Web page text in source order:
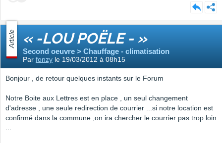
Article « -LOU POËLE - »
Second oeuvre > Chauffage - climatisation
Par fonzy le 19/03/2012 à 08h15
Bonjour , de retour quelques instants sur le Forum
Notre Boite aux Lettres est en place , un seul changement
d'adresse , une seule redirection de courrier ...si notre location est
confirmé dans la commune ,on ira chercher le courrier pas trop loin
...